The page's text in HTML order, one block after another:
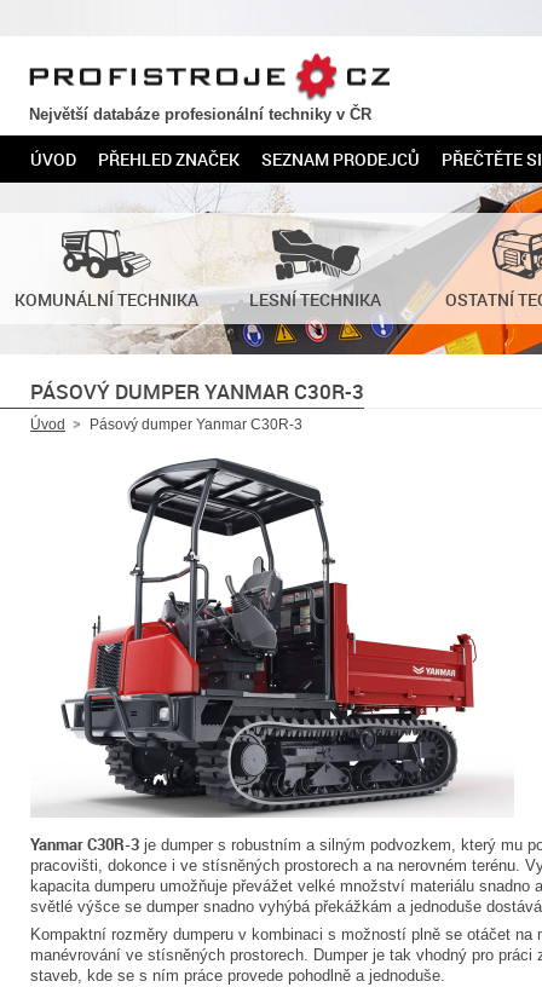
PROFISTROJE.CZ
Největší databáze profesionální techniky v ČR
ÚVOD PŘEHLED ZNAČEK SEZNAM PRODEJCŮ PŘEČTĚTE SI
KOMUNÁLNÍ TECHNIKA LESNÍ TECHNIKA OSTATNÍ
PÁSOVÝ DUMPER YANMAR C30R-3
Úvod Pásový dumper Yanmar C30R-3
Yanmar C30R-3 je dumper s robustním a silným podvozkem, který mu
pracovišti, dokonce i ve stísněných prostorech a na nerovném terénu.
kapacita dumperu umožňuje převážet velké množství materiálu
světlé výšce se dumper snadno vyhýbá překážkám a jednoduše
Kompaktní rozměry dumperu v kombinaci s možností plně se otáčet na
manévrování ve stísněných prostorech. Dumper je tak vhodný pro
staveb, kde se s ním práce provede pohodlně a jednoduše.